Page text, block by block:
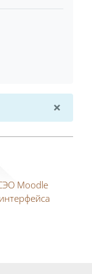
×
Moodle